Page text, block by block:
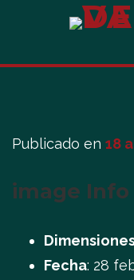
Publicado en 18
image Info
Fecha: 28